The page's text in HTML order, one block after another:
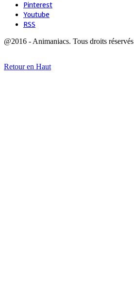
Pinterest
Youtube
RSS
@2016 - Animaniacs. Tous droits réservés
Retour en Haut